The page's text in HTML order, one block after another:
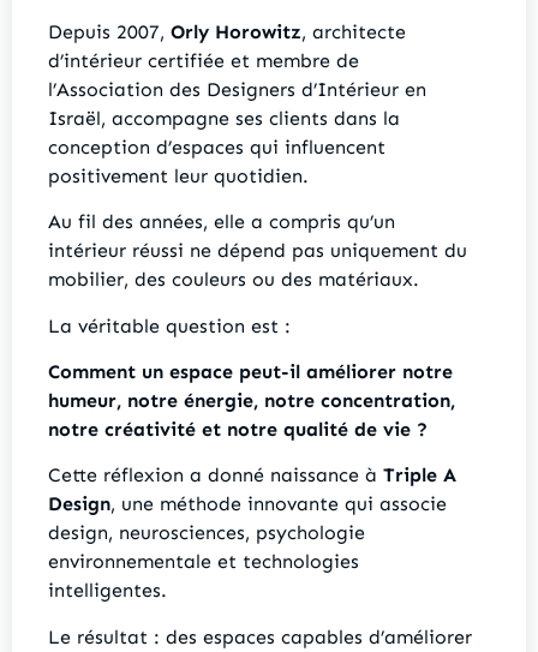
Depuis 2007, Orly Horowitz, architecte
d’intérieur certifiée et membre de
l’Association des Designers d’Intérieur en
Israël, accompagne ses clients dans la
conception d’espaces qui influencent
positivement leur quotidien.
Au fil des années, elle a compris qu’un
intérieur réussi ne dépend pas uniquement du
mobilier, des couleurs ou des matériaux.
La véritable question est :
Comment un espace peut-il améliorer notre
humeur, notre énergie, notre concentration,
notre créativité et notre qualité de vie ?
Cette réflexion a donné naissance à Triple A
Design, une méthode innovante qui associe
design, neurosciences, psychologie
environnementale et technologies
intelligentes.
Le résultat : des espaces capables d’améliorer